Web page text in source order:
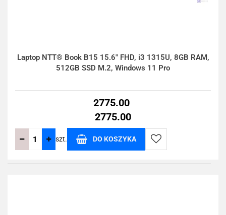
Laptop NTT® Book B15 15.6" FHD, i3 1315U, 8GB RAM,
512GB SSD M.2, Windows 11 Pro
2775.00
2775.00
szt. DO KOSZYKA
Do